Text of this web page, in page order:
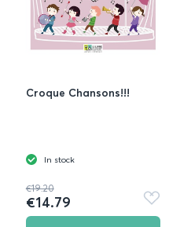
Croque Chansons!!!
In stock
€19.20
€14.79
Add
to